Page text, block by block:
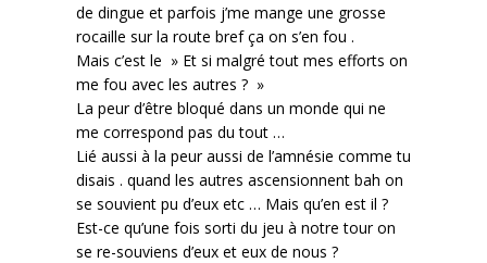
de dingue et parfois j’me mange une grosse
rocaille sur la route bref ça on s’en fou .
Mais c’est le » Et si malgré tout mes efforts on
me fou avec les autres ? »
La peur d’être bloqué dans un monde qui ne
me correspond pas du tout …
Lié aussi à la peur aussi de l’amnésie comme tu
disais . quand les autres ascensionnent bah on
se souvient pu d’eux etc … Mais qu’en est il ?
Est-ce qu’une fois sorti du jeu à notre tour on
se re-souviens d’eux et eux de nous ?